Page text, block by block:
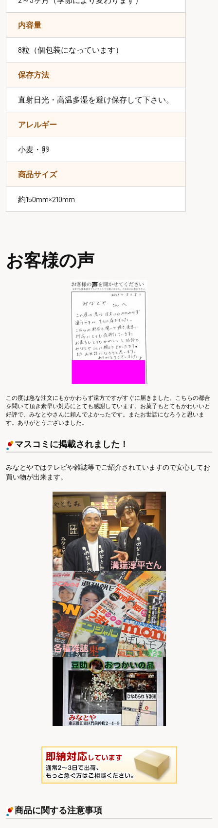
内容量
8粒（個包装になっています）
保存方法
直射日光・高温多湿を避け保存して下さい。
アレルギー
小麦・卵
商品サイズ
約150mm×210mm
お客様の声
この度は急な注文にもかかわらず遠方ですがすぐに届きました。こちらの都合
を聞いて頂き素早い対応にとても感謝しています。お菓子もとてもかわいいと
好評で、みなとやさんに頼んでよかったです。またお世話になろうと思いま
す。ありがとうございました。
マスコミに掲載されました！
みなとやではテレビや雑誌等でご紹介されていますので安心してお
買い物が出来ます。
商品に関する注意事項